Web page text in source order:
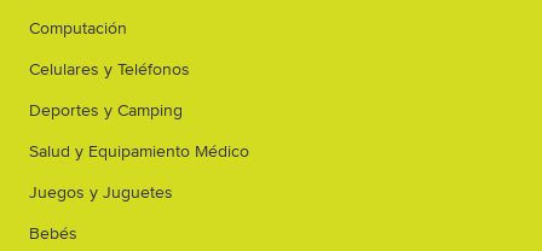
Computación
Celulares y Teléfonos
Deportes y Camping
Salud y Equipamiento Médico
Juegos y Juguetes
Bebés